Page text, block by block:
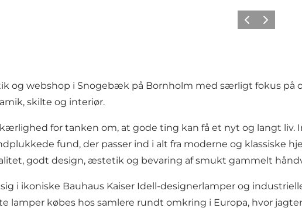
ForrigeNæste
og webshop i Snogebæk på Bornholm med særligt fokus på
skilte og interiør.
for tanken om, at gode ting kan få et nyt og langt
fund, der passer ind i alt fra moderne og klassiske
godt design, æstetik og bevaring af smukt gammelt
i ikoniske Bauhaus Kaiser Idell-designerlamper og
lamper købes hos samlere rundt omkring i Europa, hvor